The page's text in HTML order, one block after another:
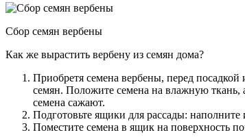
Сбор семян вербены
Как же вырастить вербену из семян дома?
Приобретя семена вербены, перед посадкой
семян. Положите семена на влажную ткань,
семена сажают.
Подготовьте ящики для рассады:
Поместите семена в ящик на поверхность